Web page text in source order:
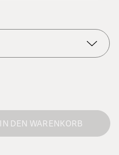
IN DEN WARENKORB